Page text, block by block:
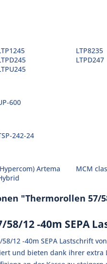
LTP8235
LTPD247
600
242-24
Artema
MCM
"Thermorollen 57/
58/12 -40m SEPA
12 -40m SEPA Lastschrift
und bieten dank ihrer extra